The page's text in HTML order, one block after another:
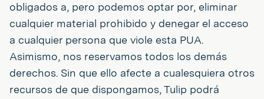
obligados a, pero podemos optar por, eliminar
cualquier material prohibido y denegar el acceso
a cualquier persona que viole esta PUA.
Asimismo, nos reservamos todos los demás
derechos. Sin que ello afecte a cualesquiera otros
recursos de que dispongamos, Tulip podrá